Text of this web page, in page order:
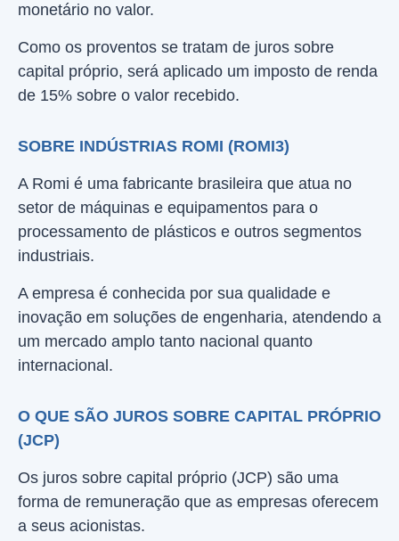
monetário no valor.
Como os proventos se tratam de juros sobre
capital próprio, será aplicado um imposto de renda
de 15% sobre o valor recebido.
SOBRE INDÚSTRIAS ROMI (ROMI3)
A Romi é uma fabricante brasileira que atua no
setor de máquinas e equipamentos para o
processamento de plásticos e outros segmentos
industriais.
A empresa é conhecida por sua qualidade e
inovação em soluções de engenharia, atendendo a
um mercado amplo tanto nacional quanto
internacional.
O QUE SÃO JUROS SOBRE CAPITAL PRÓPRIO
(JCP)
Os juros sobre capital próprio (JCP) são uma
forma de remuneração que as empresas oferecem
a seus acionistas.